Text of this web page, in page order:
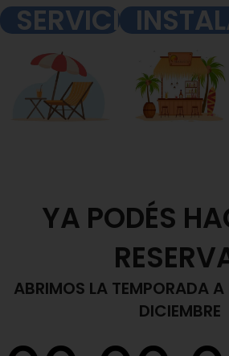
SERVICIOS
YA PODÉS
ABRIMOS LA TEMPORADA A
DICIEMBRE